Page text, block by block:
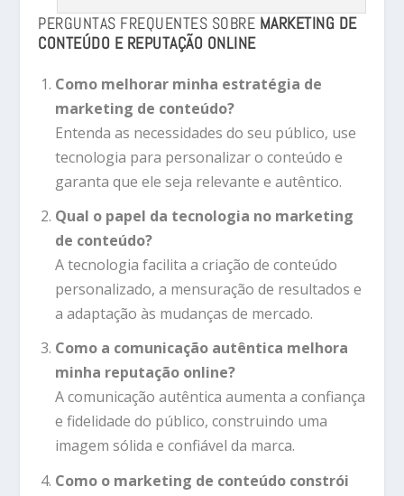
PERGUNTAS FREQUENTES SOBRE MARKETING DE
CONTEÚDO E REPUTAÇÃO ONLINE
Como melhorar minha estratégia de
marketing de conteúdo?
Entenda as necessidades do seu público, use
tecnologia para personalizar o conteúdo e
garanta que ele seja relevante e autêntico.
Qual o papel da tecnologia no marketing
de conteúdo?
A tecnologia facilita a criação de conteúdo
personalizado, a mensuração de resultados e
a adaptação às mudanças de mercado.
Como a comunicação autêntica melhora
minha reputação online?
A comunicação autêntica aumenta a confiança
e fidelidade do público, construindo uma
imagem sólida e confiável da marca.
Como o marketing de conteúdo constrói